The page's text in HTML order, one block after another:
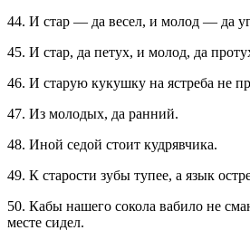
44. И стар — да весел, и молод — да
45. И стар, да петух, и молод, да
46. И старую кукушку на ястреба не
47. Из молодых, да ранний.
48. Иной седой стоит кудрявчика.
49. К старости зубы тупее, а язык
50. Кабы нашего сокола вабило не
месте сидел.